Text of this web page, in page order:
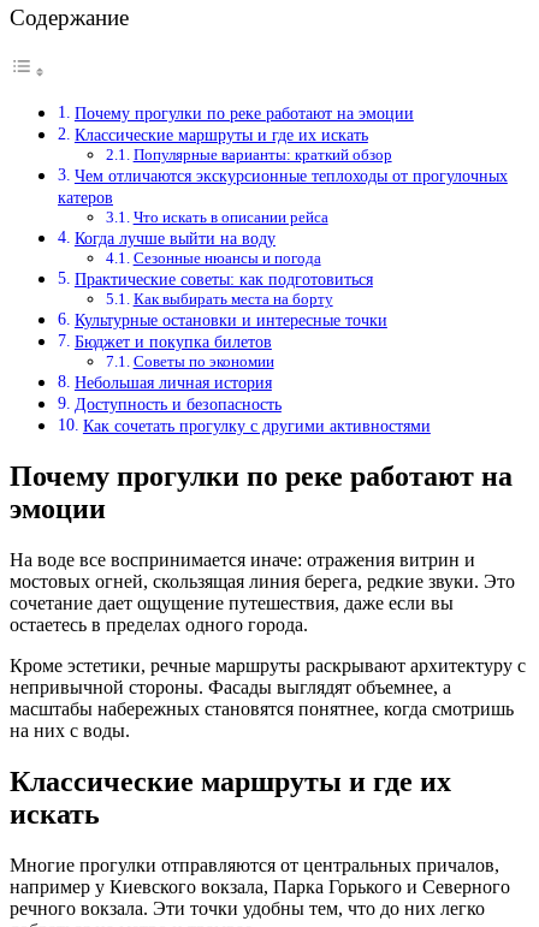
Содержание
Почему прогулки по реке работают на эмоции
Классические маршруты и где их искать
Популярные варианты: краткий обзор
Чем отличаются экскурсионные теплоходы от прогулочных
катеров
Что искать в описании рейса
Когда лучше выйти на воду
Сезонные нюансы и погода
Практические советы: как подготовиться
Как выбирать места на борту
Культурные остановки и интересные точки
Бюджет и покупка билетов
Советы по экономии
Небольшая личная история
Доступность и безопасность
Как сочетать прогулку с другими активностями
Почему прогулки по реке работают на
эмоции
На воде все воспринимается иначе: отражения витрин и
мостовых огней, скользящая линия берега, редкие звуки. Это
сочетание дает ощущение путешествия, даже если вы
остаетесь в пределах одного города.
Кроме эстетики, речные маршруты раскрывают архитектуру с
непривычной стороны. Фасады выглядят объемнее, а
масштабы набережных становятся понятнее, когда смотришь
на них с воды.
Классические маршруты и где их
искать
Многие прогулки отправляются от центральных причалов,
например у Киевского вокзала, Парка Горького и Северного
речного вокзала. Эти точки удобны тем, что до них легко